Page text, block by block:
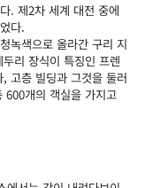
. 제2차 세계 대전 중에
다.
녹색으로 올라간 구리 지
리 장식이 특징인 프렌
고층 빌딩과 그것을 둘러
600개의 객실을 가지고